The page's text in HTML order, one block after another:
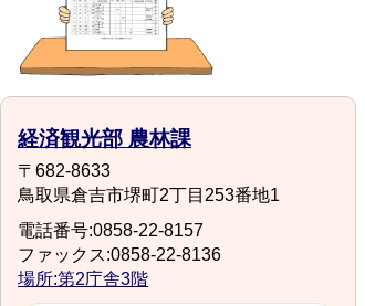
経済観光部 農林課
〒682-8633
鳥取県倉吉市堺町2丁目253番地1
電話番号:0858-22-8157
ファックス:0858-22-8136
場所:第2庁舎3階